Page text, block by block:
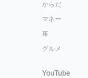
からだ
マネー
車
グルメ
YouTube